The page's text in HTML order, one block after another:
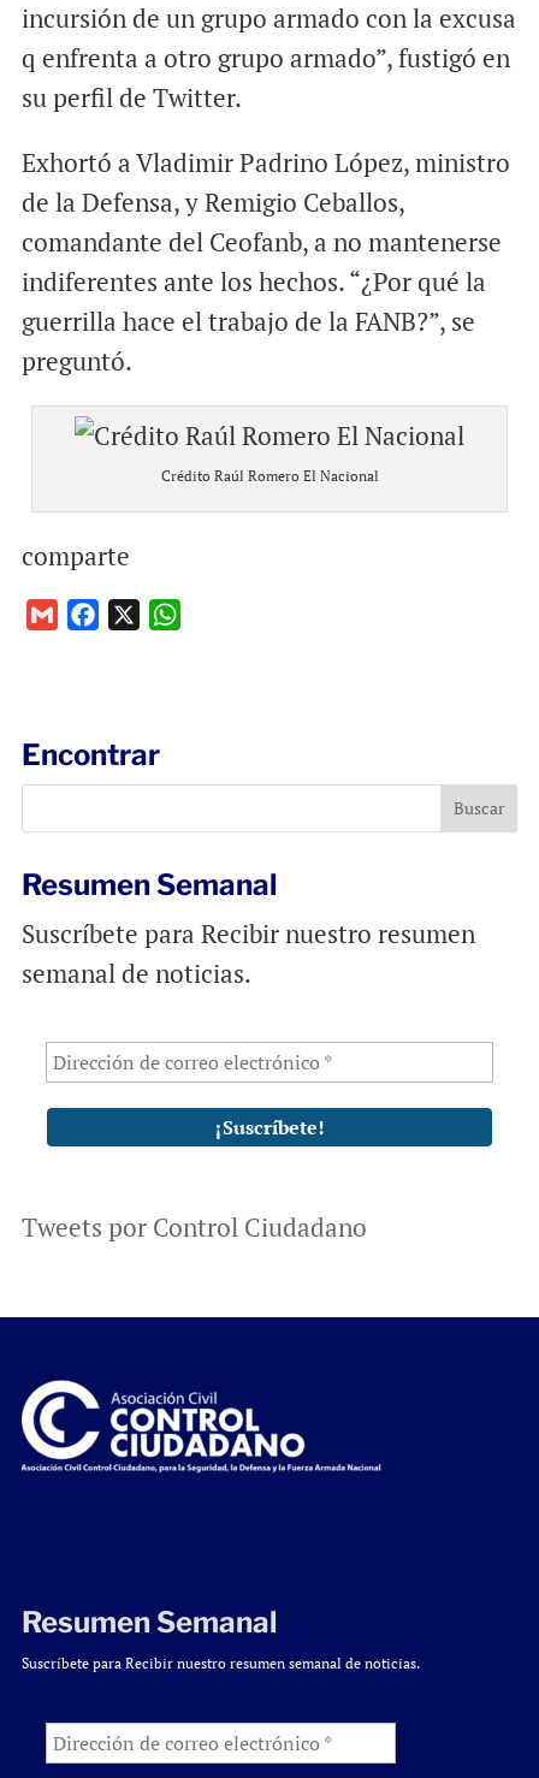
incursión de un grupo armado con la excusa
q enfrenta a otro grupo armado”, fustigó en
su perfil de Twitter.
Exhortó a Vladimir Padrino López, ministro
de la Defensa, y Remigio Ceballos,
comandante del Ceofanb, a no mantenerse
indiferentes ante los hechos. “¿Por qué la
guerrilla hace el trabajo de la FANB?”, se
preguntó.
Crédito Raúl Romero El Nacional
comparte
o
k
p
Encontrar
Resumen Semanal
Suscríbete para Recibir nuestro resumen
semanal de noticias.
Tweets por Control Ciudadano
Resumen Semanal
Suscríbete para Recibir nuestro resumen semanal de noticias.